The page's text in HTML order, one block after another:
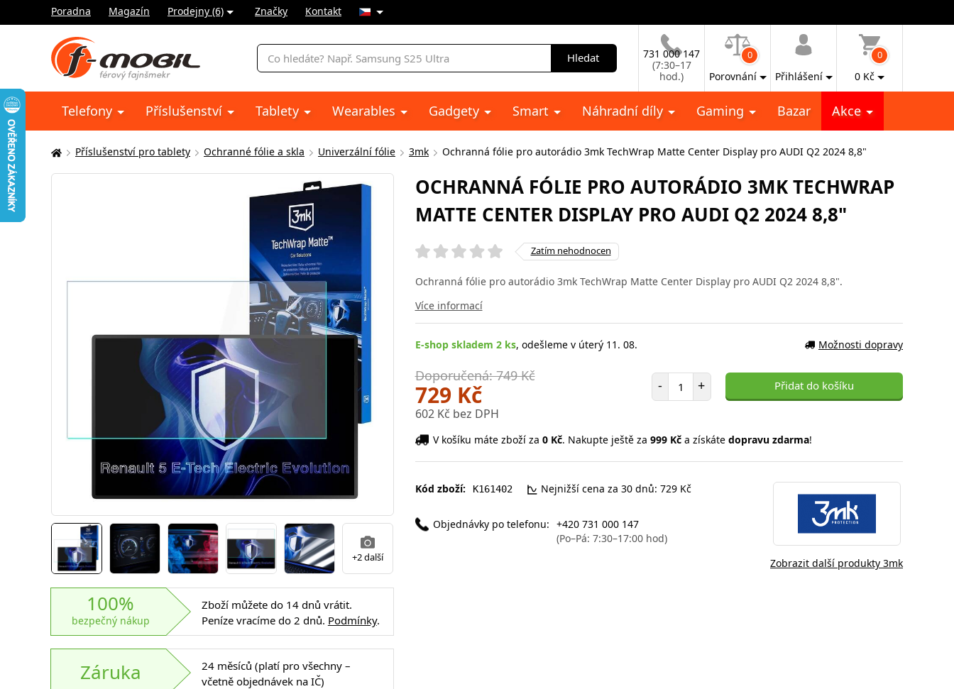
Poradna Magazín Prodejny (6) Značky Kontakt
Vyhledávání
Hledat
731 000 147
(7:30–17
hod.)
0
Porovnání Přihlášení
0
0 Kč
Telefony Příslušenství Tablety Wearables Gadgety Smart Náhradní díly Gaming Bazar Akce
Zde
se
Příslušenství pro tablety Ochranné fólie a skla Univerzální fólie 3mk Ochranná fólie pro autorádio 3mk TechWrap Matte Center Display pro AUDI Q2 2024 8,8"
+2 další
100%
bezpečný nákup
Zboží můžete do 14 dnů vrátit.
Peníze vracíme do 2 dnů. Podmínky.
Záruka
24 měsíců (platí pro všechny –
včetně objednávek na IČ)
OCHRANNÁ FÓLIE PRO AUTORÁDIO 3MK TECHWRAP
MATTE CENTER DISPLAY PRO AUDI Q2 2024 8,8"
Zatím nehodnocen
Ochranná fólie pro autorádio 3mk TechWrap Matte Center Display pro AUDI Q2 2024 8,8".
Více informací
E-shop skladem 2 ks, odešleme v úterý 11. 08. Možnosti dopravy
Doporučená: 749 Kč
729 Kč
602 Kč bez DPH
- Počet položek
+ Přidat do košíku
V košíku máte zboží za 0 Kč. Nakupte ještě za 999 Kča získáte dopravu zdarma!
Kód zboží: K161402 Nejnižší cena za 30 dnů: 729 Kč
Objednávky po telefonu: +420 731 000 147
(Po–Pá: 7:30–17:00 hod)
Zobrazit další produkty 3mk